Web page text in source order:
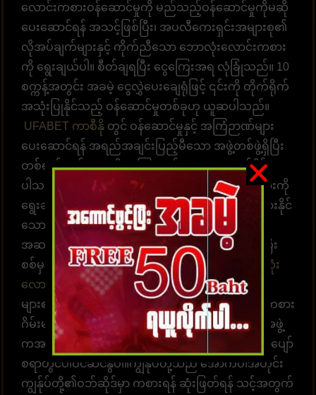
လောင်းကစားဝန်ဆောင်မှုကို မည်သည့်ဝန်ဆောင်မှုကိုမဆို
ပေးဆောင်ရန် အသင့်ဖြစ်ပြီး၊ အပလီကေးရှင်းအများစု၏
လိုအပ်ချက်များနှင့် ကိုက်ညီသော ဘောလုံးလောင်းကစား
ကို ရွေးချယ်ပါ။ စီတ်ချရပြီး ငွေကြေးအရ လုံခြုံသည်။ 10
စက္ကန့်အတွင်း အခမဲ့ ငွေလွှဲပေးချေရုံဖြင့် ၎င်းကို တိုက်ရိုက်
အသုံးပြုနိုင်သည့် ဝန်ဆောင်မှုတစ်ခုဟု ယူဆပါသည်။
UFABET ကာစီနို တွင် ဝန်ဆောင်မှုနှင့် အကြံဉာဏ်များ
ပေးဆောင်ရန် အရည်အချင်းပြည့်မီသော အဖွဲ့တစ်ဖွဲ့ရှိပြီး
တစ်ရက်လျှင် 24 နာရီ အကြံဉာဏ်များ ပေးဆောင်နိုင်
ပါသည်။ အကောင့်ထဲဝင်လာပြီး လောင်းကစားဂိမ်းများကို
ရွေးချယ်ကစားပါ။ အချိန်နှင့်တစ်ပြေးညီ လောင်းကစားနိုင်
သော စနစ်ဖြစ်ပါတယ်။ အလောင်းအစားရွေးချယ်ရန်
အဆင်သင့်ဖြစ်နေပါပြီ။ ထိထိရောက်ရောက် မြန်ဆန်ပြီး
စစ်မှန်သော ပေးချေမှုများ၊ နံပါတ် 1 တိုက်ရိုက်
ဘောလုံး
လောင်းကစားဝက်ဘ်ဆိုက်UFABET သည် လူအ
များ၏နှလုံးသားကို အနိုင်ယူသည်။ အွန်လိုင်းလောင်းကစား
ဂိမ်းများကို အချိန်မရွေးကစားရန် ဝန်ဆောင်မှုပေးတဲ့အဖွဲ့
ကအမြဲ စောင့်ဆိုင်းနေပါတယ်။ အွန်လောင်းကစားဂိမ်းပျော်
စရာတွင်ပါဝင်ဆင်နွဲပါ။ကျွန်ုပ်တို့သည် အောက်ပါအတိုင်း
ကျွန်ုပ်တို့၏ဝဘ်ဆိုဒ်မှာ ကစားရန် ဆုံးဖြတ်ရန် သင့်အတွက်